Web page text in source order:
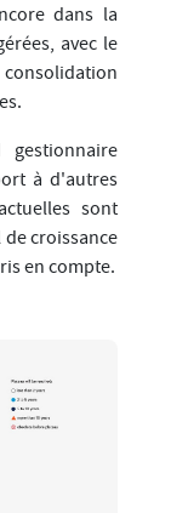
dans la
avec le
à d'autres
sont
croissance
en compte.